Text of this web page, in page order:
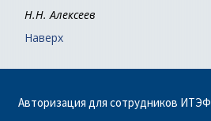
Н.Н. Алексеев
Наверх
Авторизация для сотрудников ИТЭФ